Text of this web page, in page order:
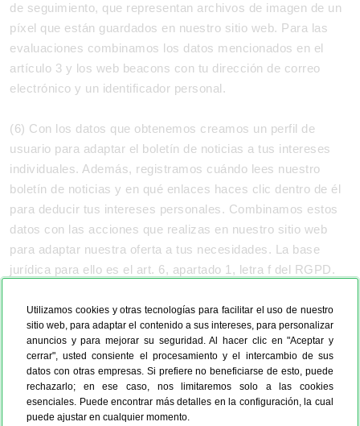
Utilizamos cookies y otras tecnologías para facilitar el uso de nuestro
sitio web, para adaptar el contenido a sus intereses, para personalizar
anuncios y para mejorar su seguridad. Al hacer clic en "Aceptar y
cerrar", usted consiente el procesamiento y el intercambio de sus
datos con otras empresas. Si prefiere no beneficiarse de esto, puede
rechazarlo; en ese caso, nos limitaremos solo a las cookies
esenciales. Puede encontrar más detalles en la configuración, la cual
puede ajustar en cualquier momento.
de seguimiento, que representan archivos de imagen de un
píxel que están guardados en nuestro sitio web. Para las
evaluaciones combinamos los datos mencionados en el
artículo 3 y los web beacons con tu dirección de correo
electrónico y un identificador personal.
(6) Con los datos que obtenemos creamos un perfil de
usuario para adaptar el boletín de noticias a tus intereses
individuales. Además, registramos cuándo lees nuestro
boletín de noticias y en qué enlaces haces clic dentro de él
para deducir tus intereses personales. Combinamos estos
datos con las acciones que realizas en nuestro sitio web
para adaptar nuestra oferta a tus necesidades. La base
jurídica para ello es el art. 6, apartado 1, letra f del RGPD.
clic en el enlace facilitado en cada mensaje de correo
electrónico o notificándonoslo por cualquier otra vía de
comunicación. La información permanecerá guardada
mientras estés suscrito al boletín de noticias. Después de
que te des de baja, la guardaremos de forma anónima con
fines meramente estadísticos.